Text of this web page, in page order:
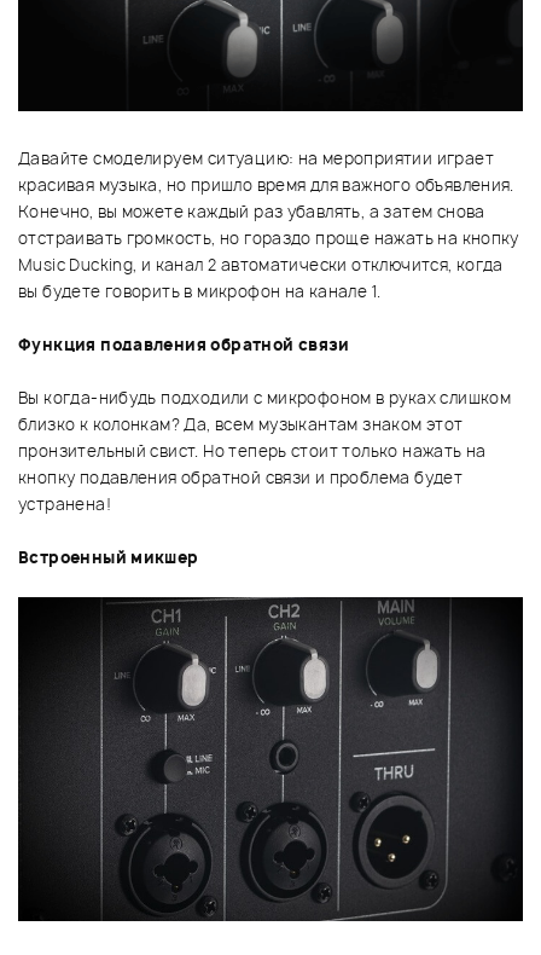
Давайте смоделируем ситуацию: на мероприятии играет
красивая музыка, но пришло время для важного объявления.
Конечно, вы можете каждый раз убавлять, а затем снова
отстраивать громкость, но гораздо проще нажать на кнопку
Music Ducking, и канал 2 автоматически отключится, когда
вы будете говорить в микрофон на канале 1.
Функция подавления обратной связи
Вы когда-нибудь подходили с микрофоном в руках слишком
близко к колонкам? Да, всем музыкантам знаком этот
пронзительный свист. Но теперь стоит только нажать на
кнопку подавления обратной связи и проблема будет
устранена!
Встроенный микшер